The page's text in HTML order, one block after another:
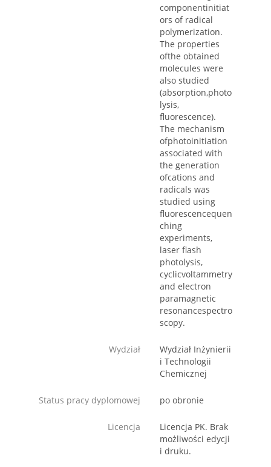
componentinitiat
ors of radical
polymerization.
The properties
ofthe obtained
molecules were
also studied
(absorption,photo
lysis,
fluorescence).
The mechanism
ofphotoinitiation
associated with
the generation
ofcations and
radicals was
studied using
fluorescencequen
ching
experiments,
laser flash
photolysis,
cyclicvoltammetry
and electron
paramagnetic
resonancespectro
scopy.
Wydział
Wydział Inżynierii
i Technologii
Chemicznej
Status pracy dyplomowej po obronie
Licencja
Licencja PK. Brak
możliwości edycji
i druku.